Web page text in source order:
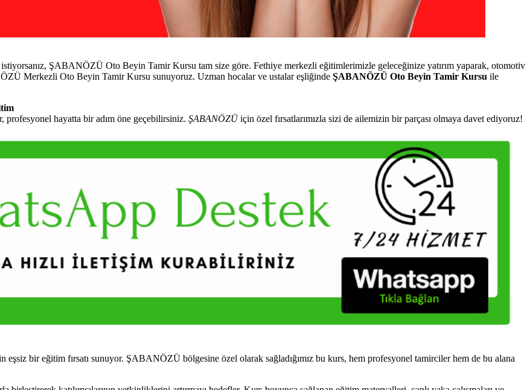
ŞABANÖZÜ Oto Beyin Tamir Kursu tam size göre. Fethiye merkezli eğitimlerimizle geleceğinize yatırım yaparak, otomotiv
Merkezli Oto Beyin Tamir Kursu sunuyoruz. Uzman hocalar ve ustalar eşliğinde ŞABANÖZÜ Oto Beyin Tamir Kursu ile
hayatta bir adım öne geçebilirsiniz. ŞABANÖZÜiçin özel fırsatlarımızla sizi de ailemizin bir parçası olmaya davet ediyoruz!
bir eğitim fırsatı sunuyor. ŞABANÖZÜ bölgesine özel olarak sağladığımız bu kurs, hem profesyonel tamirciler hem de bu alana